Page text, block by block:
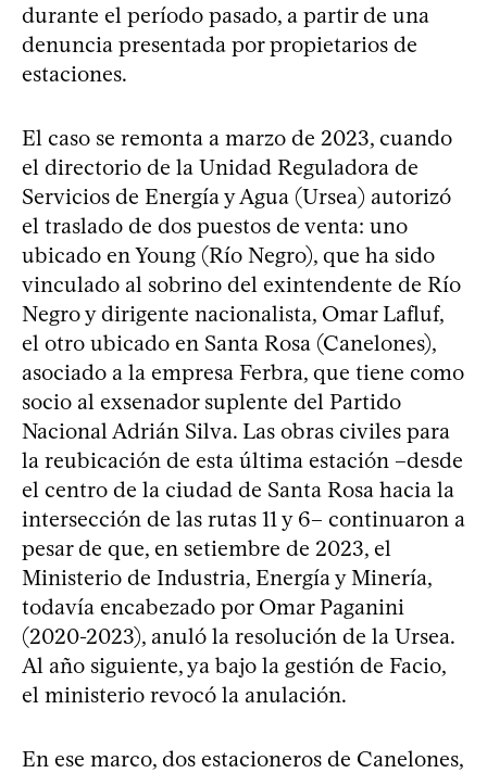
durante el período pasado, a partir de una
denuncia presentada por propietarios de
estaciones.
El caso se remonta a marzo de 2023, cuando
el directorio de la Unidad Reguladora de
Servicios de Energía y Agua (Ursea) autorizó
el traslado de dos puestos de venta: uno
ubicado en Young (Río Negro), que ha sido
vinculado al sobrino del exintendente de Río
Negro y dirigente nacionalista, Omar Lafluf,
el otro ubicado en Santa Rosa (Canelones),
asociado a la empresa Ferbra, que tiene como
socio al exsenador suplente del Partido
Nacional Adrián Silva. Las obras civiles para
la reubicación de esta última estación –desde
el centro de la ciudad de Santa Rosa hacia la
intersección de las rutas 11 y 6– continuaron a
pesar de que, en setiembre de 2023, el
Ministerio de Industria, Energía y Minería,
todavía encabezado por Omar Paganini
(2020-2023), anuló la resolución de la Ursea.
Al año siguiente, ya bajo la gestión de Facio,
el ministerio revocó la anulación.
En ese marco, dos estacioneros de Canelones,